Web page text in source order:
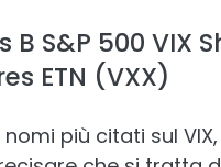
B S&P 500 VIX
ETN (VXX)
nomi più citati sul